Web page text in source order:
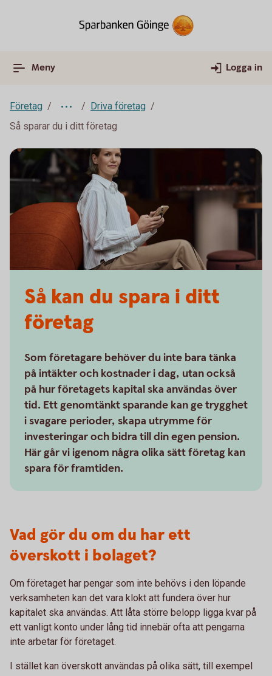
Meny Logga in
Företag
Driva företag
Så sparar du i ditt företag
Så kan du spara i ditt
företag
Som företagare behöver du inte bara tänka
på intäkter och kostnader i dag, utan också
på hur företagets kapital ska användas över
tid. Ett genomtänkt sparande kan ge trygghet
i svagare perioder, skapa utrymme för
investeringar och bidra till din egen pension.
Här går vi igenom några olika sätt företag kan
spara för framtiden.
Vad gör du om du har ett
överskott i bolaget?
Om företaget har pengar som inte behövs i den löpande
verksamheten kan det vara klokt att fundera över hur
kapitalet ska användas. Att låta större belopp ligga kvar på
ett vanligt konto under lång tid innebär ofta att pengarna
inte arbetar för företaget.
I stället kan överskott användas på olika sätt, till exempel